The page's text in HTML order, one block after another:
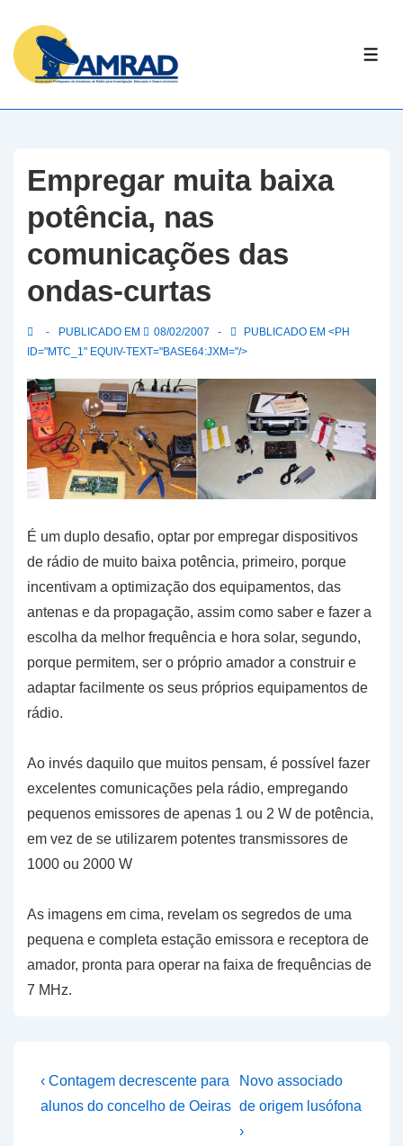
Skip
Content
Empregar muita baixa
potência, nas
comunicações das
ondas-curtas
PUBLICADO EM 08/02/2007
PUBLICADO EM <PH
ID="MTC_1" EQUIV-TEXT="BASE64:JXM="/>
É um duplo desafio, optar por empregar dispositivos
de rádio de muito baixa potência, primeiro, porque
incentivam a optimização dos equipamentos, das
antenas e da propagação, assim como saber e fazer a
escolha da melhor frequência e hora solar, segundo,
porque permitem, ser o próprio amador a construir e
adaptar facilmente os seus próprios equipamentos de
rádio.
Ao invés daquilo que muitos pensam, é possível fazer
excelentes comunicações pela rádio, empregando
pequenos emissores de apenas 1 ou 2 W de potência,
em vez de se utilizarem potentes transmissores de
1000 ou 2000 W
As imagens em cima, revelam os segredos de uma
pequena e completa estação emissora e receptora de
amador, pronta para operar na faixa de frequências de
7 MHz.
Navegação
de
Previous
Post
‹ Contagem decrescente para
alunos do concelho de Oeiras
Next
Post
is
Novo associado
de origem lusófona
›